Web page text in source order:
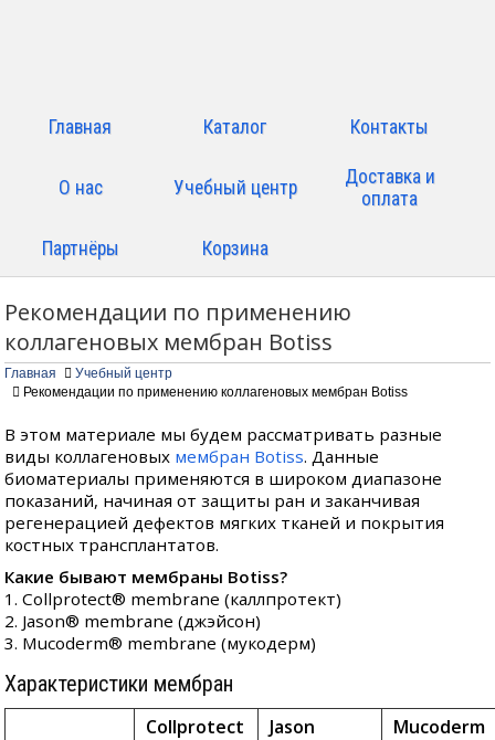
Главная Каталог Контакты
О нас Учебный центр
Доставка и
оплата
Партнёры Корзина
Рекомендации по применению
коллагеновых мембран Botiss
Главная
Учебный центр
Рекомендации по применению коллагеновых мембран Botiss
В этом материале мы будем рассматривать разные
виды коллагеновых мембран Botiss. Данные
биоматериалы применяются в широком диапазоне
показаний, начиная от защиты ран и заканчивая
регенерацией дефектов мягких тканей и покрытия
костных трансплантатов.
Какие бывают мембраны Botiss?
1. Collprotect® membrane (каллпротект)
2. Jason® membrane (джэйсон)
3. Mucoderm® membrane (мукодерм)
Характеристики мембран
Collprotect Jason
Mucoderm